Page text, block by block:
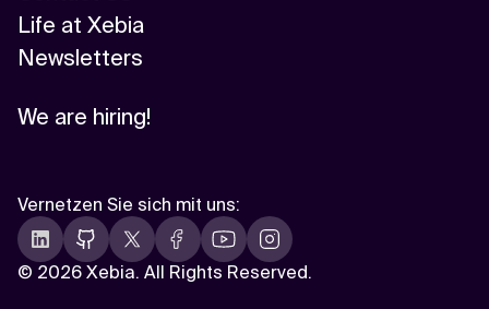
Life at Xebia
Newsletters
We are hiring!
© 2026 Xebia. All Rights Reserved.
Vernetzen Sie sich mit uns: